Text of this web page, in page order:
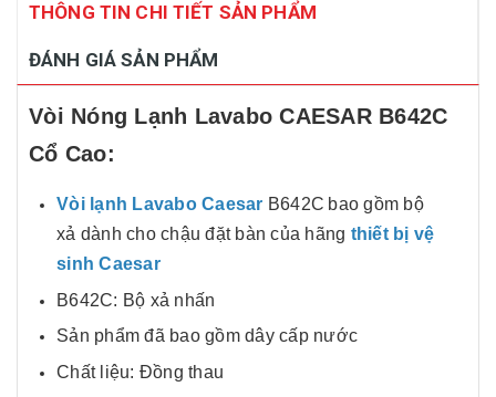
THÔNG TIN CHI TIẾT SẢN PHẨM
ĐÁNH GIÁ SẢN PHẨM
Vòi Nóng Lạnh Lavabo CAESAR B642C
Cổ Cao:
Vòi lạnh Lavabo Caesar B642C bao gồm bộ
xả dành cho chậu đặt bàn của hãng thiết bị vệ
sinh Caesar
B642C: Bộ xả nhấn
Sản phẩm đã bao gồm dây cấp nước
Chất liệu: Đồng thau